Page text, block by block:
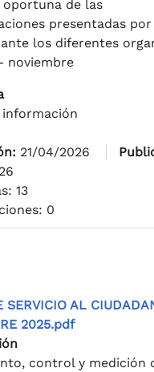
de las
presentadas
los diferentes
noviembre
información
21/04/2026
13
0
SERVICIO AL
2025.pdf
control y medición